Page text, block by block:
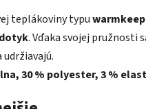
teplákoviny typu
. Vďaka svojej pružnosti
30 % polyester, 3 %